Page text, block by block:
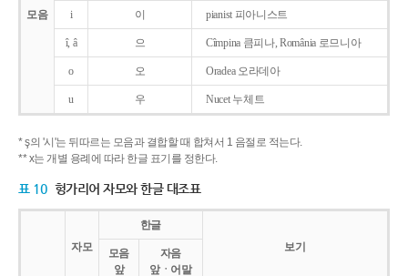
모음 i 이 pianist 피아니스트
î, â 으 Cîmpina 큼피나, România 로므니아
o 오 Oradea 오라데아
u 우 Nucet 누체트
* ş의 '시'는 뒤따르는 모음과 결합할 때 합쳐서 1 음절로 적는다.
** x는 개별 용례에 따라 한글 표기를 정한다.
표 10 헝가리어 자모와 한글 대조표
자모
한글
보기
모음
앞
자음
앞ㆍ어말